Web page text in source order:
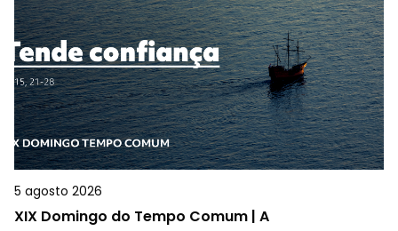
5 agosto 2026
XIX Domingo do Tempo Comum | A